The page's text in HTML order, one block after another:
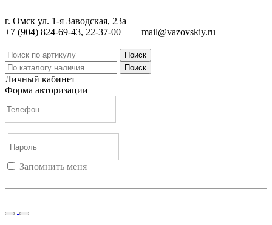
г. Омск ул. 1-я Заводская, 23а
+7 (904) 824-69-43, 22-37-00
mail@vazovskiy.ru
Поиск
Поиск
Личный кабинет
Форма авторизации
Запомнить меня